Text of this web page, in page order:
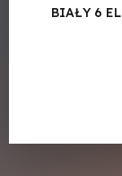
BIAŁY 6